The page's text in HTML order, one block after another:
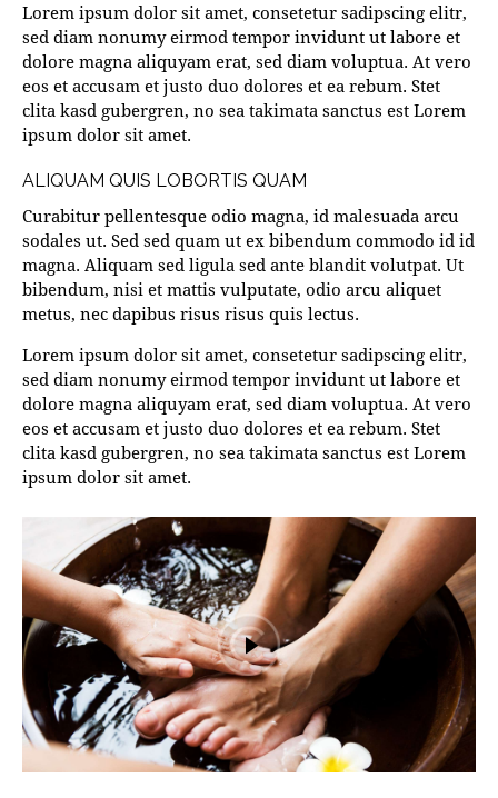
Lorem ipsum dolor sit amet, consetetur sadipscing elitr,
sed diam nonumy eirmod tempor invidunt ut labore et
dolore magna aliquyam erat, sed diam voluptua. At vero
eos et accusam et justo duo dolores et ea rebum. Stet
clita kasd gubergren, no sea takimata sanctus est Lorem
ipsum dolor sit amet.
ALIQUAM QUIS LOBORTIS QUAM
Curabitur pellentesque odio magna, id malesuada arcu
sodales ut. Sed sed quam ut ex bibendum commodo id id
magna. Aliquam sed ligula sed ante blandit volutpat. Ut
bibendum, nisi et mattis vulputate, odio arcu aliquet
metus, nec dapibus risus risus quis lectus.
Lorem ipsum dolor sit amet, consetetur sadipscing elitr,
sed diam nonumy eirmod tempor invidunt ut labore et
dolore magna aliquyam erat, sed diam voluptua. At vero
eos et accusam et justo duo dolores et ea rebum. Stet
clita kasd gubergren, no sea takimata sanctus est Lorem
ipsum dolor sit amet.